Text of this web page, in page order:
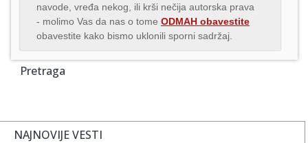
navode, vređa nekog, ili krši nečija autorska prava
- molimo Vas da nas o tome ODMAH obavestite
obavestite kako bismo uklonili sporni sadržaj.
Pretraga
NAJNOVIJE VESTI